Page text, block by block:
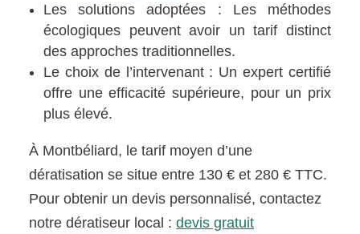
Les solutions adoptées : Les méthodes
écologiques peuvent avoir un tarif distinct
des approches traditionnelles.
Le choix de l’intervenant : Un expert certifié
offre une efficacité supérieure, pour un prix
plus élevé.
À Montbéliard, le tarif moyen d’une
dératisation se situe entre 130 € et 280 € TTC.
Pour obtenir un devis personnalisé, contactez
notre dératiseur local :devis gratuit